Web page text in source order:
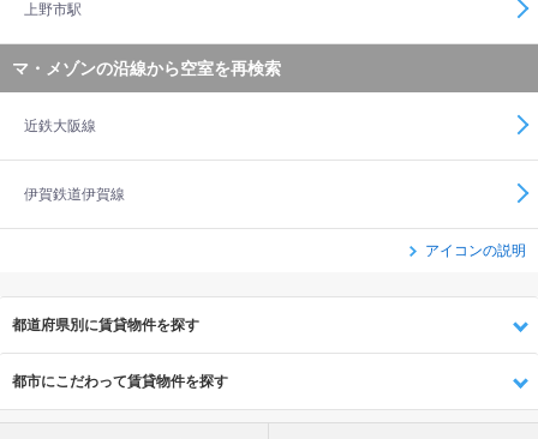
上野市駅
マ・メゾンの沿線から空室を再検索
近鉄大阪線
伊賀鉄道伊賀線
アイコンの説明
都道府県別に賃貸物件を探す
都市にこだわって賃貸物件を探す